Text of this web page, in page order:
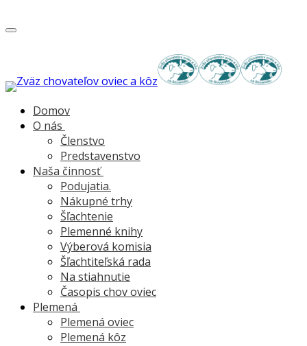
Toggle
Domov
O nás
Členstvo
Predstavenstvo
Naša činnosť
Podujatia.
Nákupné trhy
Šľachtenie
Plemenné knihy
Výberová komisia
Šľachtiteľská rada
Na stiahnutie
Časopis chov oviec
Plemená
Plemená oviec
Plemená kôz